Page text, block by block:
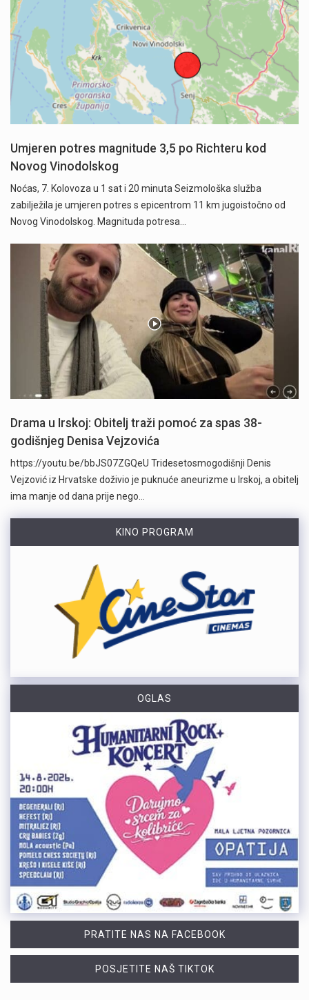
Umjeren potres magnitude 3,5 po Richteru kod
Novog Vinodolskog
Noćas, 7. Kolovoza u 1 sat i 20 minuta Seizmološka služba
zabilježila je umjeren potres s epicentrom 11 km jugoistočno od
Novog Vinodolskog. Magnituda potresa…
Drama u Irskoj: Obitelj traži pomoć za spas 38-
godišnjeg Denisa Vejzovića
https://youtu.be/bbJS07ZGQeU Tridesetosmogodišnji Denis
Vejzović iz Hrvatske doživio je puknuće aneurizme u Irskoj, a obitelj
ima manje od dana prije nego…
KINO PROGRAM
OGLAS
PRATITE NAS NA FACEBOOK
POSJETITE NAŠ TIKTOK